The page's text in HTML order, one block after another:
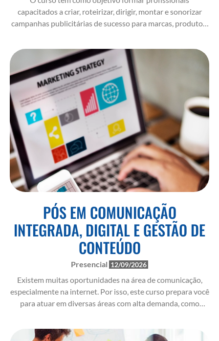
capacitados a criar, roteirizar, dirigir, montar e sonorizar
campanhas publicitárias de sucesso para marcas, produtos,
desenvolvendo propagandas, promos, trailers e peças para
diferentes mídias.
PÓS EM COMUNICAÇÃO
INTEGRADA, DIGITAL E GESTÃO DE
CONTEÚDO
Presencial 12/09/2026
Existem muitas oportunidades na área de comunicação,
especialmente na internet. Por isso, este curso prepara você
para atuar em diversas áreas com alta demanda, como